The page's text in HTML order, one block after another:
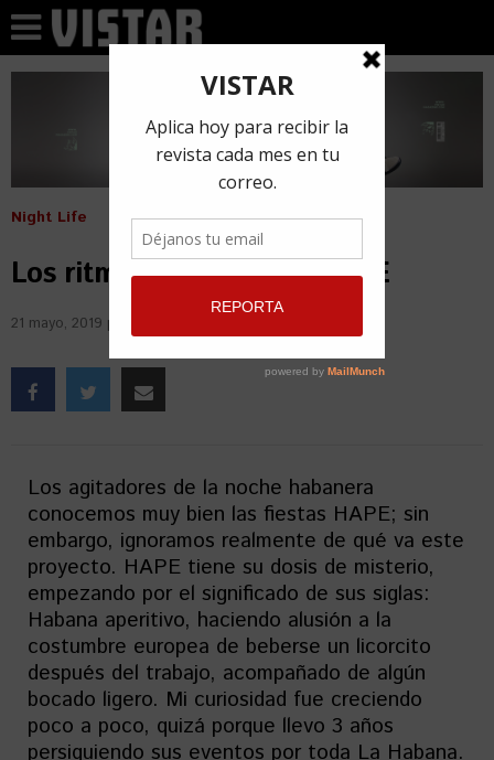
Night Life
Los ritmos nómadas de HAPE
21 mayo, 2019 por
Los agitadores de la noche habanera
conocemos muy bien las fiestas HAPE; sin
embargo, ignoramos realmente de qué va este
proyecto. HAPE tiene su dosis de misterio,
empezando por el significado de sus siglas:
Habana aperitivo, haciendo alusión a la
costumbre europea de beberse un licorcito
después del trabajo, acompañado de algún
bocado ligero. Mi curiosidad fue creciendo
poco a poco, quizá porque llevo 3 años
persiguiendo sus eventos por toda La Habana.